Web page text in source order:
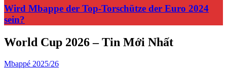
Wird Mbappe der Top-Torschütze der Euro 2024
sein?
World Cup 2026 – Tin Mới Nhất
Mbappé 2025/26